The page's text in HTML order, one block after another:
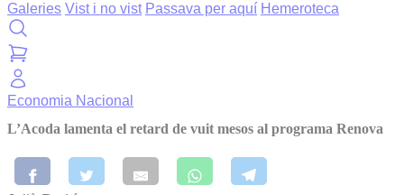
Galeries Vist i no vist Passava per aquí Hemeroteca
Economia Nacional
L’Acoda lamenta el retard de vuit mesos al programa Renova